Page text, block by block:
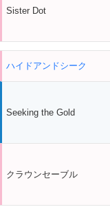
Sister Dot
ハイドアンドシーク
Seeking the Gold
クラウンセーブル